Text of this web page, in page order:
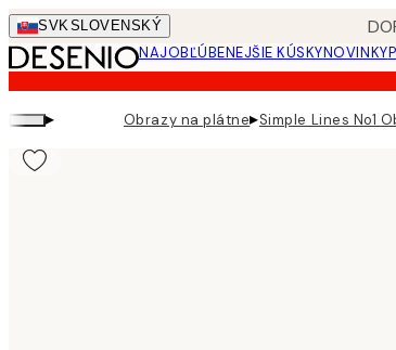
Skip
to
main
content.
SVKSLOVENSKÝ
NAJOBĽÚBENEJŠIE KÚSKYNOVINKY
▸ Obrazy na plátne▸Simple Lines No1